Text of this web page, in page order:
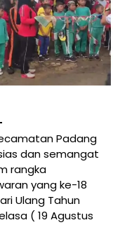
Padang
dan semangat
rangka
yang ke-18
Ulang Tahun
( 19 Agustus